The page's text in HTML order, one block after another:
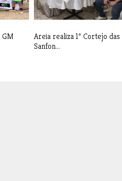
GM
Areia realiza 1º Cortejo das
Sanfon...